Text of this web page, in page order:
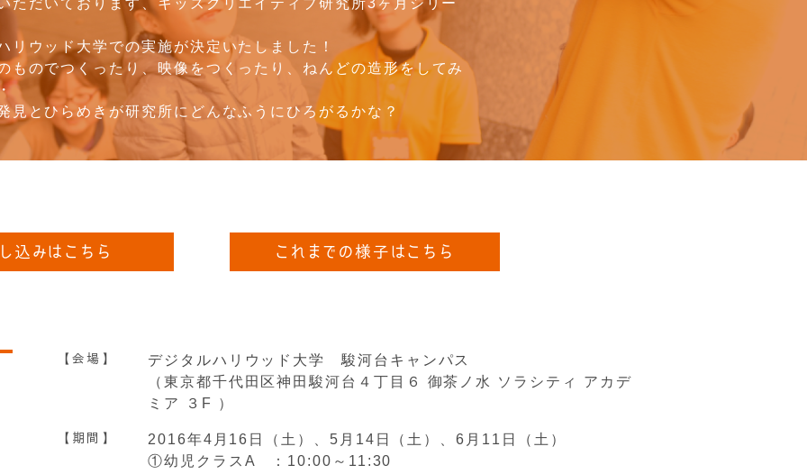
ただいております、キッズクリエイティブ研究所3ヶ月シリー
リウッド大学での実施が決定いたしました！
ものでつくったり、映像をつくったり、ねんどの造形をしてみ
見とひらめきが研究所にどんなふうにひろがるかな？
込みはこちら これまでの様子はこちら
【会場】
デジタルハリウッド大学 駿河台キャンパス
（東京都千代田区神田駿河台４丁目６ 御茶ノ水 ソラシティ アカデ
ミア ３F ）
【期間】
2016年4月16日（土）、5月14日（土）、6月11日（土）
①幼児クラスA ：10:00～11:30